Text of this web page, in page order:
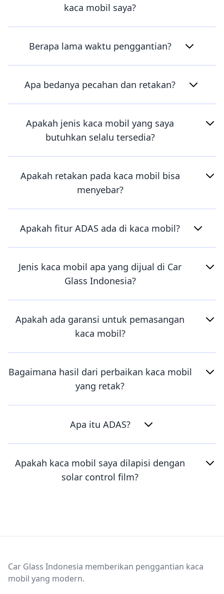
kaca mobil saya?
Berapa lama waktu penggantian?
Apa bedanya pecahan dan retakan?
Apakah jenis kaca mobil yang saya
butuhkan selalu tersedia?
Apakah retakan pada kaca mobil bisa
menyebar?
Apakah fitur ADAS ada di kaca mobil?
Jenis kaca mobil apa yang dijual di Car
Glass Indonesia?
Apakah ada garansi untuk pemasangan
kaca mobil?
Bagaimana hasil dari perbaikan kaca mobil
yang retak?
Apa itu ADAS?
Apakah kaca mobil saya dilapisi dengan
solar control film?
Car Glass Indonesia memberikan penggantian kaca
mobil yang modern.